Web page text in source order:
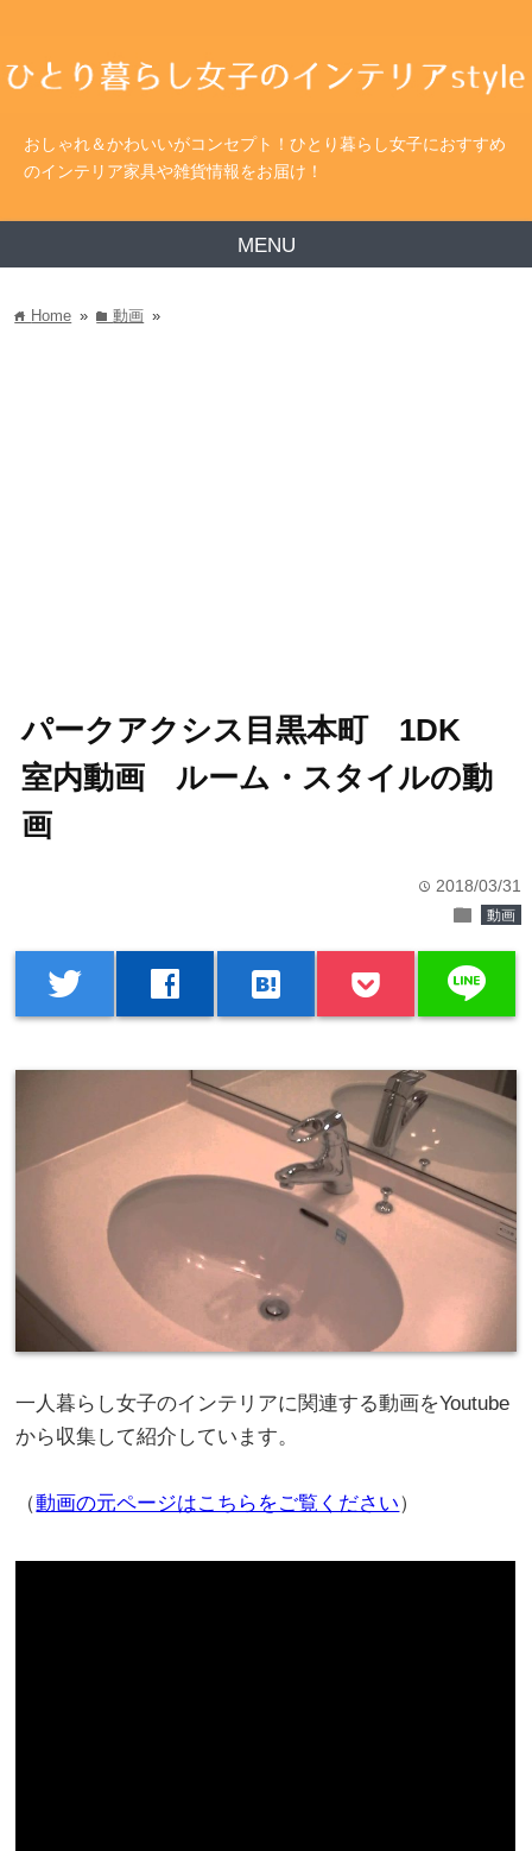
おしゃれ＆かわいいがコンセプト！ひとり暮らし女子におすすめ
のインテリア家具や雑貨情報をお届け！
MENU
home Home » folder動画 »
パークアクシス目黒本町 1DK
室内動画 ルーム・スタイルの動
画
time 2018/03/31
folder 動画
twitter facebook hatenabookmark line
一人暮らし女子のインテリアに関連する動画をYoutube
から収集して紹介しています。
（動画の元ページはこちらをご覧ください）